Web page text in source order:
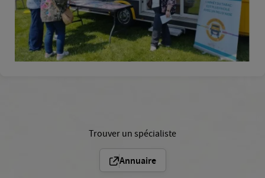
Trouver un spécialiste
Annuaire